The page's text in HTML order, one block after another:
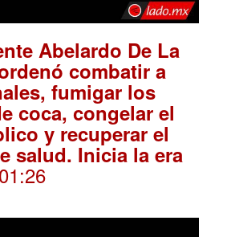
Abelardo De La
combatir a
fumigar los
coca, congelar el
y recuperar el
salud. Inicia la era